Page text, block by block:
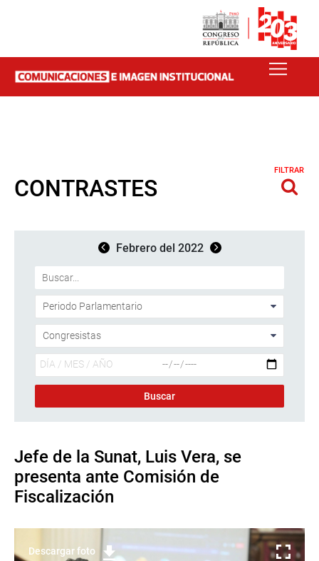
CONTRASTES
FILTRAR
Febrero del 2022
Jefe de la Sunat, Luis Vera, se
presenta ante Comisión de
Fiscalización
Descargar foto